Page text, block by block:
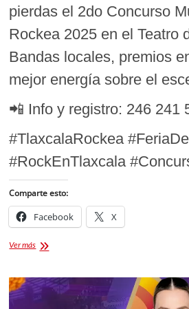
pierdas el 2do Concurso
Rockea 2025 en el Teatro
Bandas locales, premios
mejor energía sobre el
📲 Info y registro: 246 241
#TlaxcalaRockea
#RockEnTlaxcala
Comparte esto:
Facebook X
Ver más2do
Tlaxcala
Rockea